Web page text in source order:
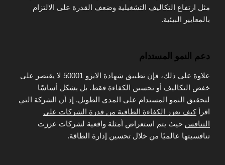
مثل ارتفاع التكاليف التشغيلية وضعف القدرة على الالتزام
بالمعايير البيئية.
دعم النمو المستدام
علاوة على ذلك، فإن تطبيق شهادة الايزو 50001 لا يقتصر على
خفض التكاليف أو تحسين الكفاءة فقط. بل يشكل أساسًا
لتحقيق النمو المستدام على المدى الطويل. إذ أن الشركة التي
اقرأكيف تعزز الكفاءة الطاقية من قدرة الشركات على
التنافس حيث يتم استعراض أمثلة واقعية لشركات عززت
تنافسيتها عالميًا من خلال تحسين إدارة الطاقة.